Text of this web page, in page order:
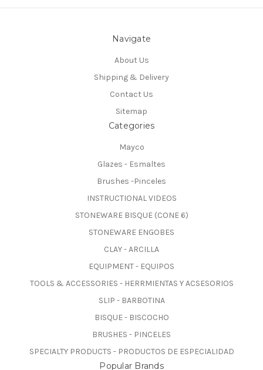
Navigate
About Us
Shipping & Delivery
Contact Us
Sitemap
Categories
Mayco
Glazes - Esmaltes
Brushes -Pinceles
INSTRUCTIONAL VIDEOS
STONEWARE BISQUE (CONE 6)
STONEWARE ENGOBES
CLAY - ARCILLA
EQUIPMENT - EQUIPOS
TOOLS & ACCESSORIES - HERRMIENTAS Y ACSESORIOS
SLIP - BARBOTINA
BISQUE - BISCOCHO
BRUSHES - PINCELES
SPECIALTY PRODUCTS - PRODUCTOS DE ESPECIALIDAD
Popular Brands